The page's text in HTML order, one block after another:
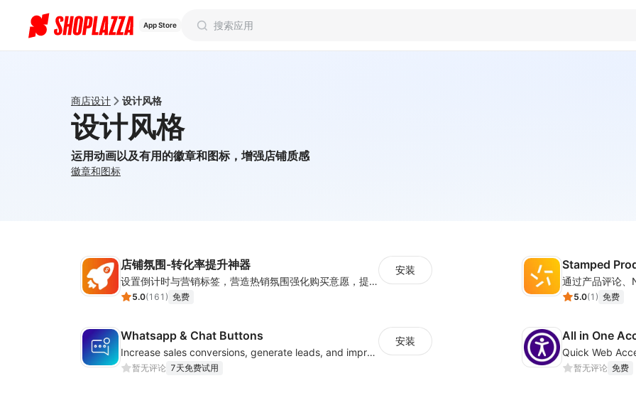
App Store
商店设计 设计风格
设计风格
运用动画以及有用的徽章和图标，增强店铺质感
徽章和图标
店铺氛围-转化率提升神器
设置倒计时与营销标签，营造热销氛围强化购买意愿，提升下单转化率
5.0(161 ) 免费
安装 Stamped
5.0(1 ) 免费
Whatsapp & Chat Buttons
Increase sales conversions, generate leads, and improve client support
暂无评论 7天免费试用
安装 All in One
暂无评论 免费